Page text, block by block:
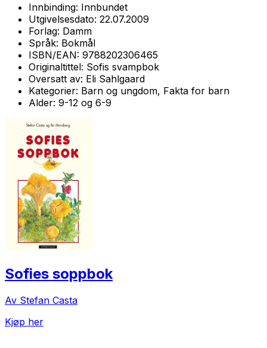
Innbinding: Innbundet
Utgivelsesdato: 22.07.2009
Forlag: Damm
Språk: Bokmål
ISBN/EAN: 9788202306465
Originaltittel: Sofis svampbok
Oversatt av: Eli Sahlgaard
Kategorier: Barn og ungdom, Fakta for barn
Alder: 9-12 og 6-9
Sofies soppbok
Av Stefan Casta
Kjøp her